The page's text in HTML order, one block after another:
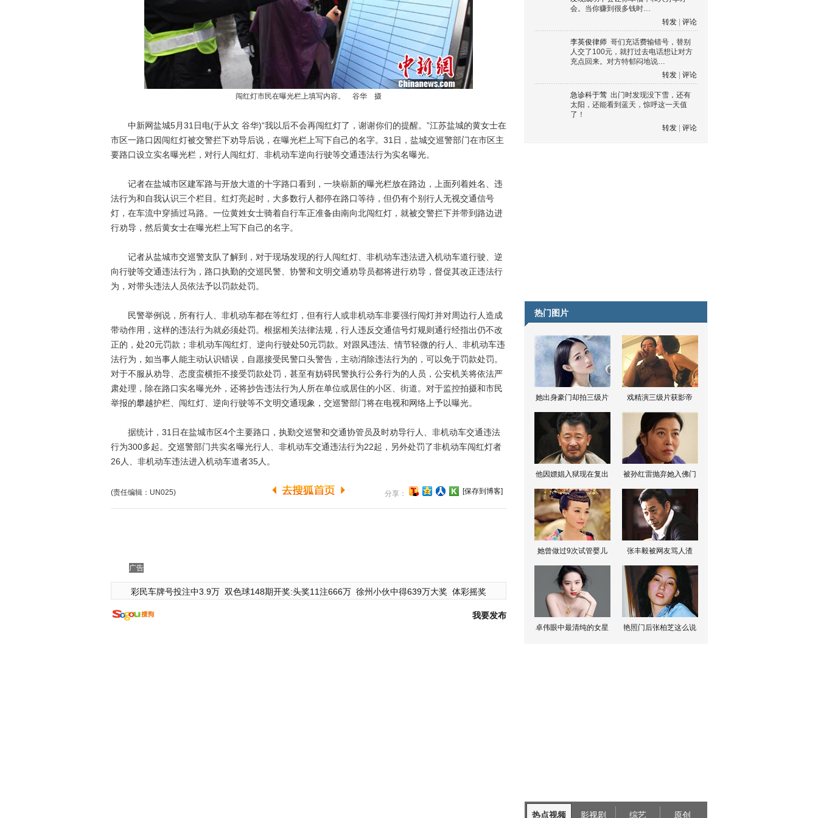
闯红灯市民在曝光栏上填写内容。 谷华 摄
中新网盐城5月31日电(于从文 谷华)“我以后不会再闯红灯了，谢谢你们的提醒。”江苏盐城的黄女士在
市区一路口因闯红灯被交警拦下劝导后说，在曝光栏上写下自己的名字。31日，盐城交巡警部门在市区主
要路口设立实名曝光栏，对行人闯红灯、非机动车逆向行驶等交通违法行为实名曝光。
记者在盐城市区建军路与开放大道的十字路口看到，一块崭新的曝光栏放在路边，上面列着姓名、违
法行为和自我认识三个栏目。红灯亮起时，大多数行人都停在路口等待，但仍有个别行人无视交通信号
灯，在车流中穿插过马路。一位黄姓女士骑着自行车正准备由南向北闯红灯，就被交警拦下并带到路边进
行劝导，然后黄女士在曝光栏上写下自己的名字。
记者从盐城市交巡警支队了解到，对于现场发现的行人闯红灯、非机动车违法进入机动车道行驶、逆
向行驶等交通违法行为，路口执勤的交巡民警、协警和文明交通劝导员都将进行劝导，督促其改正违法行
为，对带头违法人员依法予以罚款处罚。
民警举例说，所有行人、非机动车都在等红灯，但有行人或非机动车非要强行闯灯并对周边行人造成
带动作用，这样的违法行为就必须处罚。根据相关法律法规，行人违反交通信号灯规则通行经指出仍不改
正的，处20元罚款；非机动车闯红灯、逆向行驶处50元罚款。对跟风违法、情节轻微的行人、非机动车违
法行为，如当事人能主动认识错误，自愿接受民警口头警告，主动消除违法行为的，可以免于罚款处罚。
对于不服从劝导、态度蛮横拒不接受罚款处罚，甚至有妨碍民警执行公务行为的人员，公安机关将依法严
肃处理，除在路口实名曝光外，还将抄告违法行为人所在单位或居住的小区、街道。对于监控拍摄和市民
举报的攀越护栏、闯红灯、逆向行驶等不文明交通现象，交巡警部门将在电视和网络上予以曝光。
据统计，31日在盐城市区4个主要路口，执勤交巡警和交通协管员及时劝导行人、非机动车交通违法
行为300多起。交巡警部门共实名曝光行人、非机动车交通违法行为22起，另外处罚了非机动车闯红灯者
26人、非机动车违法进入机动车道者35人。
(责任编辑：UN025) 分享： [保存到博客]
广告
彩民车牌号投注中3.9万 双色球148期开奖:头奖11注666万 徐州小伙中得639万大奖 体彩摇奖
我要发布
会。当你赚到很多钱时…
转发
评论
李英俊律师 哥们充话费输错号，替别
人交了100元，就打过去电话想让对方
充点回来。对方特郁闷地说…
转发
评论
急诊科于莺 出门时发现没下雪，还有
太阳，还能看到蓝天，惊呼这一天值
了！
转发
评论
热门图片
她出身豪门却拍三级片 戏精演三级片获影帝
他因嫖娼入狱现在复出 被孙红雷抛弃她入佛门
她曾做过9次试管婴儿 张丰毅被网友骂人渣
卓伟眼中最清纯的女星 艳照门后张柏芝这么说
热点视频 影视剧 综艺 原创